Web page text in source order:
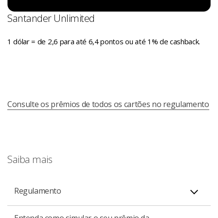
Santander Unlimited
1 dólar = de 2,6 para até 6,4 pontos ou até 1% de cashback.
Consulte os prêmios de todos os cartões no regulamento
Saiba mais
Regulamento